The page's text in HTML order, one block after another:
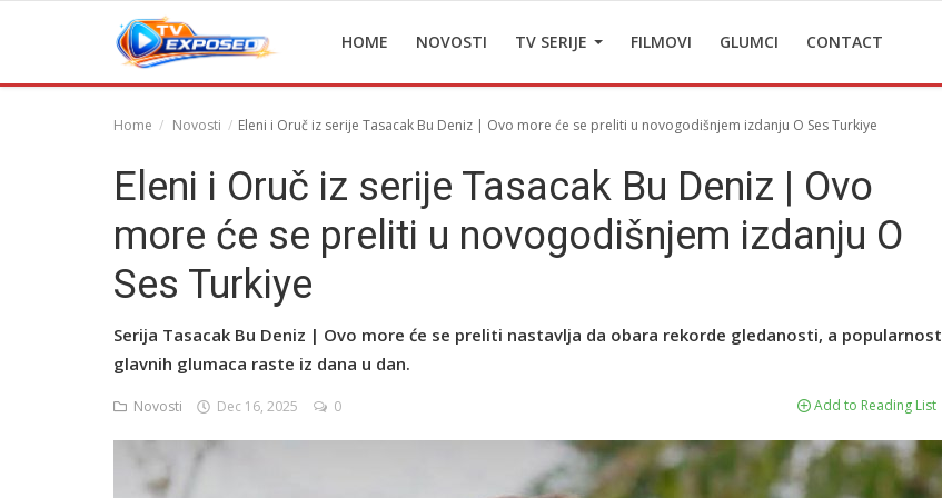
HOME NOVOSTI TV SERIJE FILMOVI GLUMCI CONTACT
Home Novosti Eleni i Oruč iz serije Tasacak Bu Deniz | Ovo more će se preliti u novogodišnjem izdanju O Ses Turkiye
Eleni i Oruč iz serije Tasacak Bu Deniz | Ovo
more će se preliti u novogodišnjem izdanju O
Ses Turkiye
Serija Tasacak Bu Deniz | Ovo more će se preliti nastavlja da obara rekorde gledanosti, a popularnost
glavnih glumaca raste iz dana u dan.
Novosti Dec 16, 2025 0 Add to Reading List